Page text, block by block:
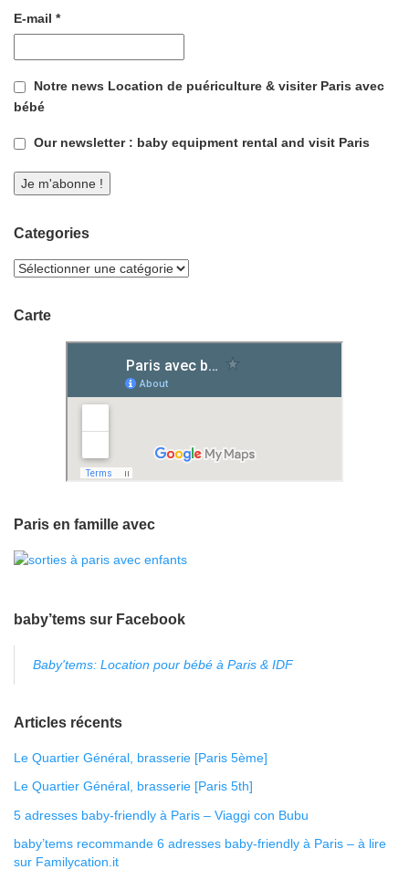
E-mail *
Notre news Location de puériculture & visiter Paris avec
bébé
Our newsletter : baby equipment rental and visit Paris
Categories
Carte
Paris en famille avec
baby’tems sur Facebook
Baby'tems: Location pour bébé à Paris & IDF
Articles récents
Le Quartier Général, brasserie [Paris 5ème]
Le Quartier Général, brasserie [Paris 5th]
5 adresses baby-friendly à Paris – Viaggi con Bubu
baby’tems recommande 6 adresses baby-friendly à Paris – à lire
sur Familycation.it